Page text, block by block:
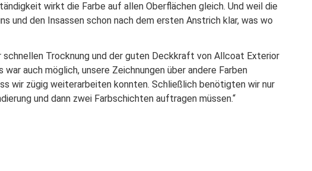
wirkt die Farbe auf allen Oberflächen gleich. Und weil die
und den Insassen schon nach dem ersten Anstrich klar, was wo
Trocknung und der guten Deckkraft von Allcoat Exterior
auch möglich, unsere Zeichnungen über andere Farben
wir zügig weiterarbeiten konnten. Schließlich benötigten wir nur
und dann zwei Farbschichten auftragen müssen.“